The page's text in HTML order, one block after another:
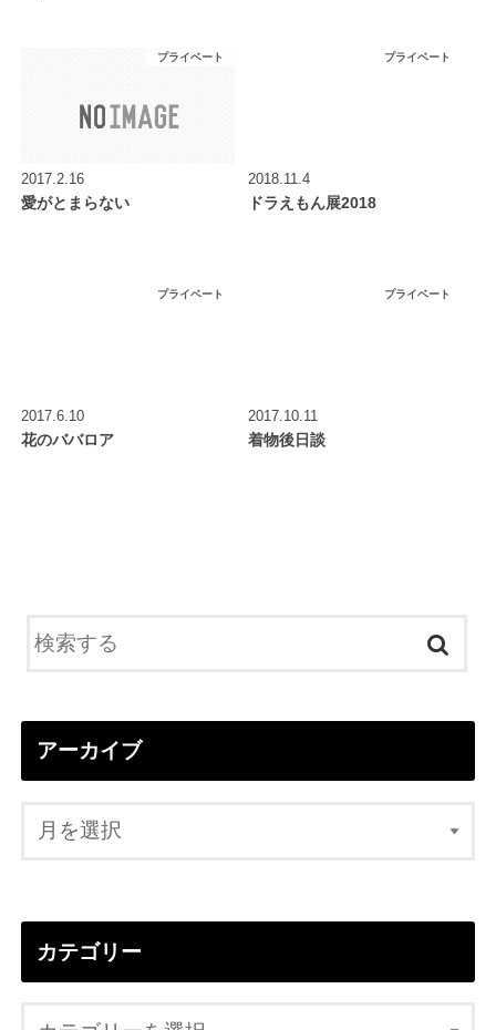
プライベート
2017.2.16
愛がとまらない
プライベート
2018.11.4
ドラえもん展2018
プライベート
2017.6.10
花のババロア
プライベート
2017.10.11
着物後日談
アーカイブ
カテゴリー